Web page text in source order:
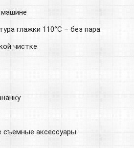
глажки 110°C – без пара.
чистке
съемные аксессуары.